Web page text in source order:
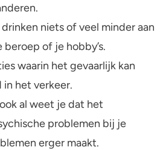
niets of veel minder aan
of je hobby’s.
waarin het gevaarlijk kan
het verkeer.
al weet je dat het
problemen bij je
erger maakt.